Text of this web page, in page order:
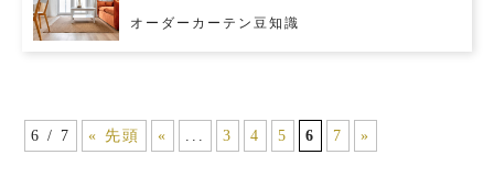
オーダーカーテン豆知識
6 / 7 « 先頭 « 3 4 5 6 7 »